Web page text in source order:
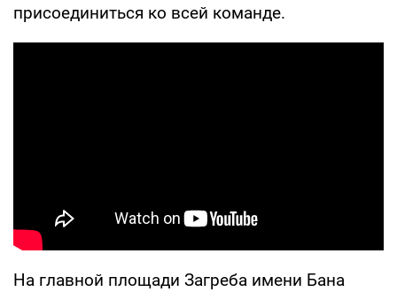
присоединиться ко всей команде.
На главной площади Загреба имени Бана